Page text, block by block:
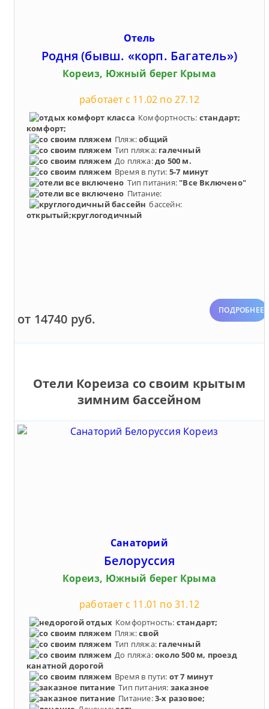
Отель
Родня (бывш. «корп. Багатель»)
Кореиз, Южный берег Крыма
работает с 11.02 по 27.12
Комфортность: стандарт;
комфорт;
Пляж:общий
Тип пляжа: галечный
До пляжа:до 500 м.
Время в пути: 5-7 минут
Тип питания: "Все Включено"
Питание:
бассейн:
открытый;круглогодичный
от 14740 руб.
ПОДРОБНЕЕ
Отели Кореиза со своим крытым
зимним бассейном
Санаторий
Белоруссия
Кореиз, Южный берег Крыма
работает с 11.01 по 31.12
Комфортность: стандарт;
Пляж:свой
Тип пляжа: галечный
До пляжа:около 500 м, проезд
канатной дорогой
Время в пути: от 7 минут
Тип питания: заказное
Питание:3-х разовое;